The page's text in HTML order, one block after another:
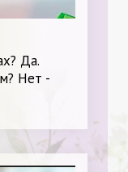
Да.
Нет -